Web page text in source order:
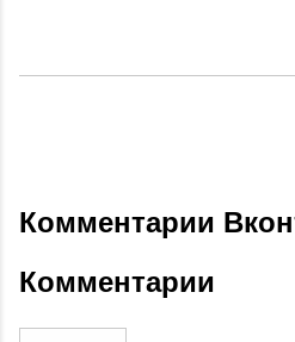
Комментарии
Комментарии